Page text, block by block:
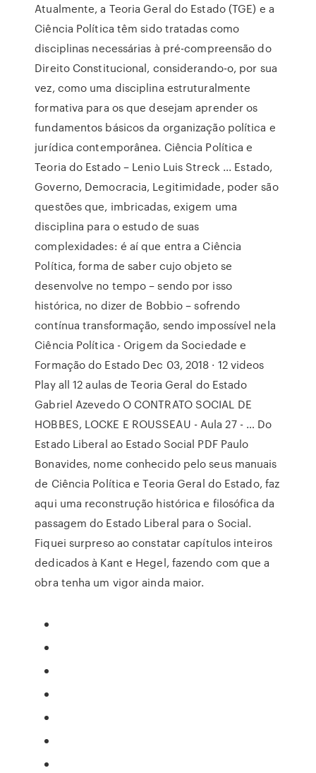
Atualmente, a Teoria Geral do Estado (TGE) e a
Ciência Política têm sido tratadas como
disciplinas necessárias à pré-compreensão do
Direito Constitucional, considerando-o, por sua
vez, como uma disciplina estruturalmente
formativa para os que desejam aprender os
fundamentos básicos da organização política e
jurídica contemporânea. Ciência Política e
Teoria do Estado – Lenio Luis Streck ... Estado,
Governo, Democracia, Legitimidade, poder são
questões que, imbricadas, exigem uma
disciplina para o estudo de suas
complexidades: é aí que entra a Ciência
Política, forma de saber cujo objeto se
desenvolve no tempo – sendo por isso
histórica, no dizer de Bobbio – sofrendo
contínua transformação, sendo impossível nela
Ciência Política - Origem da Sociedade e
Formação do Estado Dec 03, 2018 · 12 videos
Play all 12 aulas de Teoria Geral do Estado
Gabriel Azevedo O CONTRATO SOCIAL DE
HOBBES, LOCKE E ROUSSEAU - Aula 27 - … Do
Estado Liberal ao Estado Social PDF Paulo
Bonavides, nome conhecido pelo seus manuais
de Ciência Política e Teoria Geral do Estado, faz
aqui uma reconstrução histórica e filosófica da
passagem do Estado Liberal para o Social.
Fiquei surpreso ao constatar capítulos inteiros
dedicados à Kant e Hegel, fazendo com que a
obra tenha um vigor ainda maior.